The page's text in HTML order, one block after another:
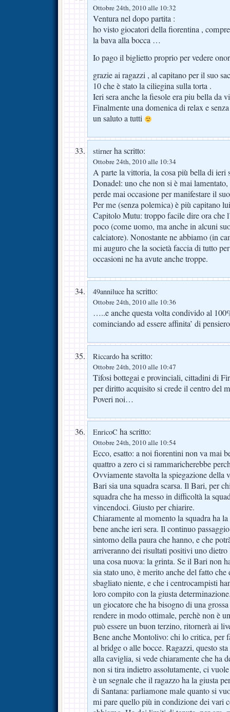
Ottobre 24th, 2010 alle 10:32
Ventura nel dopo partita :
ho visto giocatori della fiorentina ,
la bava alla bocca …
Io pago il biglietto proprio per vedere
grazie ai ragazzi , al capitano per il suo
10 che è stato la ciliegina sulla torta .
Ieri sera anche la fiesole era piu bella da
Finalmente una domenica di relax e
un saluto a tutti
stirner ha scritto:
Ottobre 24th, 2010 alle 10:34
A parte la vittoria, la cosa più bella di ieri
Donadel: uno che non si è mai
perde mai occasione per manifestare il
Per me (senza polemica) è più capitano
Capitolo Mutu: troppo facile dire ora che
poco (come uomo, ma anche in alcuni
calciatore). Nonostante ne abbiamo (in
mi auguro che la società faccia di tutto
occasioni ne ha avute anche troppe.
49anniluce ha scritto:
Ottobre 24th, 2010 alle 10:36
…..e anche questa volta condivido al
cominciando ad essere affinita’ di
Riccardo ha scritto:
Ottobre 24th, 2010 alle 10:47
Tifosi bottegai e provinciali, cittadini di
per diritto acquisito si crede il centro del
Poveri noi…
EnricoC ha scritto:
Ottobre 24th, 2010 alle 10:54
Ecco, esatto: a noi fiorentini non va mai
quattro a zero ci si rammaricherebbe
Ovviamente stavolta la spiegazione della
Bari sia una squadra scarsa. Il Bari, per
squadra che ha messo in difficoltà la
vincendoci. Giusto per chiarire.
Chiaramente al momento la squadra ha
bene anche ieri sera. Il continuo
sintomo della paura che hanno, e che
arriveranno dei risultati positivi uno dietro
una cosa nuova: la grinta. Se il Bari non
sia stato uno, è merito anche del fatto
sbagliato niente, e che i centrocampisti
loro compito con la giusta
un giocatore che ha bisogno di una
rendere in modo ottimale, perchè non è
può essere un buon terzino, ritornerà ai
Bene anche Montolivo: chi lo critica, per
al bridge o alle bocce. Ragazzi, questo
alla caviglia, si vede chiaramente che ha
non si tira indietro assolutamente, ci
è un segnale che il ragazzo ha la giusta
di Santana: parliamone male quanto si
mi pare quello più in condizione dei vari